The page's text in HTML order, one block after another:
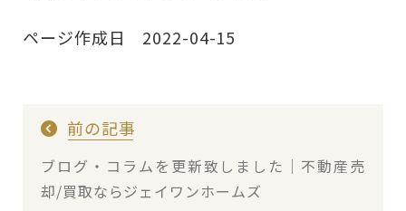
ページ作成日 2022-04-15
前の記事
ブログ・コラムを更新致しました｜不動産売
却/買取ならジェイワンホームズ